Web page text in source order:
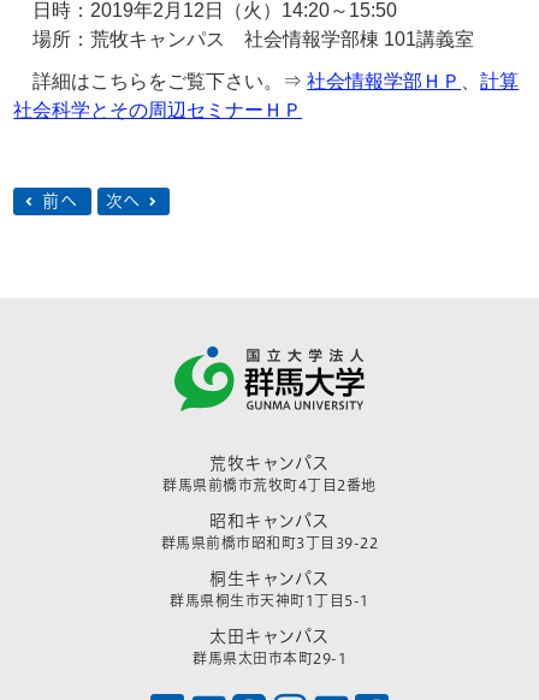
日時：2019年2月12日（火）14:20～15:50
場所：荒牧キャンパス 社会情報学部棟 101講義室
詳細はこちらをご覧下さい。⇒社会情報学部ＨＰ 、計算
社会科学とその周辺セミナーＨＰ
前へ 次へ
荒牧キャンパス
群馬県前橋市荒牧町4丁目2番地
昭和キャンパス
群馬県前橋市昭和町3丁目39-22
桐生キャンパス
群馬県桐生市天神町1丁目5-1
太田キャンパス
群馬県太田市本町29-1